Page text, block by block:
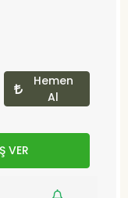
Hemen
Al
VER